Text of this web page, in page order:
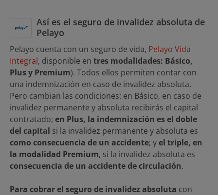
Así es el seguro de invalidez absoluta de
Pelayo
Pelayo cuenta con un seguro de vida, Pelayo Vida
Integral, disponible en tres modalidades: Básico,
Plus y Premium). Todos ellos permiten contar con
una indemnización en caso de invalidez absoluta.
Pero cambian las condiciones: en Básico, en caso de
invalidez permanente y absoluta recibirás el capital
contratado; en Plus, la indemnización es el doble
del capital si la invalidez permanente y absoluta es
como consecuencia de un accidente; y el triple, en
la modalidad Premium, si la invalidez absoluta es
consecuencia de un accidente de circulación.
Para cobrar el seguro de invalidez absoluta con